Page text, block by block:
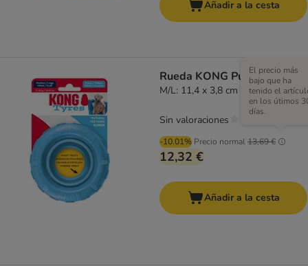
Añadir a la cesta
Rueda KONG Puppy
M/L: 11,4 x 3,8 cm (Diám x Al)
-10.01% Precio normal13,69 €
El precio más
bajo que ha
tenido el
en los útimos
días.
12,32 €
Sin valoraciones
Añadir a la cesta